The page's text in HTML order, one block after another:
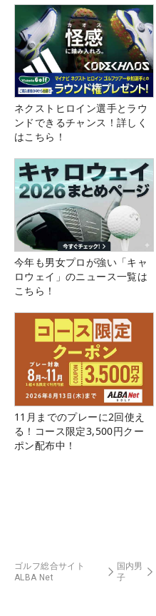
ネクストヒロイン選手とラウ
ンドできるチャンス！詳しく
はこちら！
今年も男女プロが強い「キャ
ロウェイ」のニュース一覧は
こちら！
11月までのプレーに2回使え
る！コース限定3,500円クー
ポン配布中！
ゴルフ総合サイト
ALBA Net
国内男
子